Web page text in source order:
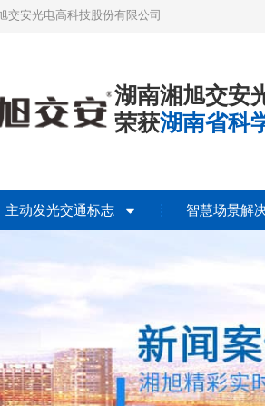
交安光电高科技股份有限公司
湖南湘旭交安
荣获湖南省科
主动发光交通标志 智慧场景解